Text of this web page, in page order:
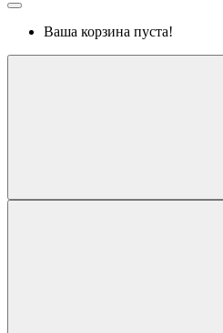
Ваша корзина пуста!